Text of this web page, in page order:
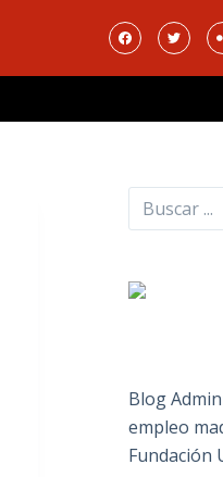
Buscar
Blog
empleo
Fundación